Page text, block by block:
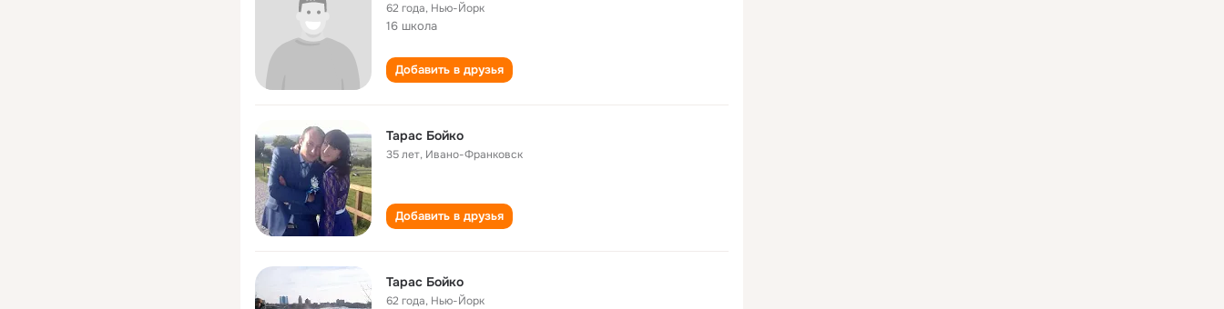
62 года, Нью-Йорк
16 школа
Добавить в друзья
Тарас Бойко
35 лет, Ивано-Франковск
Добавить в друзья
Тарас Бойко
62 года, Нью-Йорк